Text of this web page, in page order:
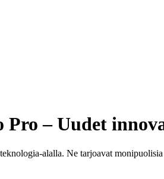
– Uudet
alalla. Ne tarjoavat